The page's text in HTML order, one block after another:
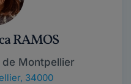
RAMOS
Montpellier
34000